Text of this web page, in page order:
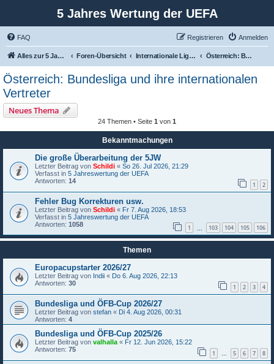
5 Jahres Wertung der UEFA
FAQ Anmelden
Registrieren
Alles zur 5 Jahreswertung / Tabelle der UEFA mit vielen Statistiken. Foren-Übersicht Internationale Ligen und ihre Vertreter Österreich: Bundesliga und ihre internationalen Vertreter
Österreich: Bundesliga und ihre internationalen
Vertreter
Neues Thema
24 Themen • Seite 1 von 1
Bekanntmachungen
Die große Überarbeitung der 5JW
Letzter Beitrag von Schildi « So 26. Jul 2026, 21:29
Verfasst in 5 Jahreswertung der UEFA
Antworten: 14 1 2
Fehler Bug Korrekturen usw.
Letzter Beitrag von Schildi « Fr 7. Aug 2026, 18:53
Verfasst in 5 Jahreswertung der UEFA
Antworten: 1058 1 103 104 105 106
Themen
Europacupstarter 2026/27
Letzter Beitrag von Indii « Do 6. Aug 2026, 22:13
Antworten: 30 1 2 3 4
Bundesliga und ÖFB-Cup 2026/27
Letzter Beitrag von stefan « Di 4. Aug 2026, 00:31
Antworten: 4
Bundesliga und ÖFB-Cup 2025/26
Letzter Beitrag von valhalla « Fr 12. Jun 2026, 15:22
Antworten: 75 1 … 5 6 7 8